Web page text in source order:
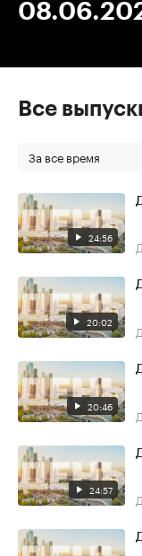
Все
За все время
24:56
20:02
20:46
24:57